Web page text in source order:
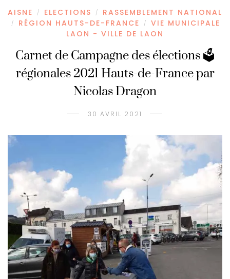
AISNE / ELECTIONS / RASSEMBLEMENT NATIONAL
/ RÉGION HAUTS-DE-FRANCE /
VIE MUNICIPALE
LAON - VILLE DE LAON
Carnet de Campagne des élections 🗳
régionales 2021 Hauts-de-France par
Nicolas Dragon
30 AVRIL 2021